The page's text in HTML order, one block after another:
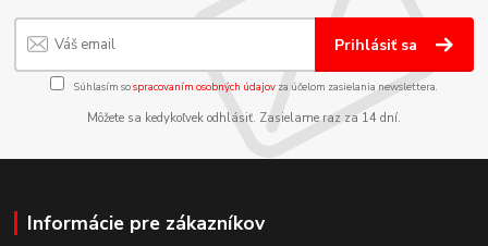
Prihlásiť sa
Súhlasím sospracovaním osobných údajov za účelom zasielania newslettera.
Môžete sa kedykoľvek odhlásiť. Zasielame raz za 14 dní.
Informácie pre zákazníkov